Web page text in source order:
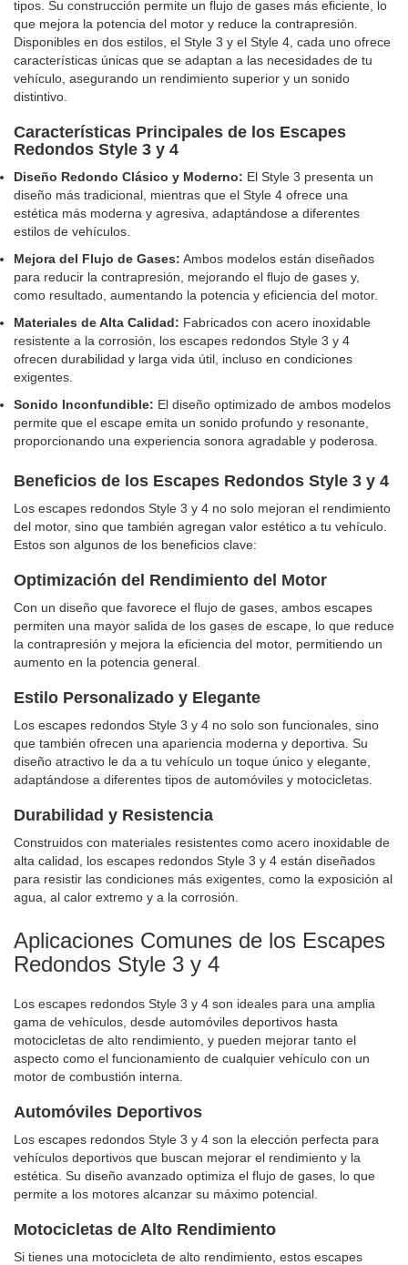
tipos. Su construcción permite un flujo de gases más eficiente, lo
que mejora la potencia del motor y reduce la contrapresión.
Disponibles en dos estilos, el Style 3 y el Style 4, cada uno ofrece
características únicas que se adaptan a las necesidades de tu
vehículo, asegurando un rendimiento superior y un sonido
distintivo.
Características Principales de los Escapes
Redondos Style 3 y 4
Diseño Redondo Clásico y Moderno: El Style 3 presenta un
diseño más tradicional, mientras que el Style 4 ofrece una
estética más moderna y agresiva, adaptándose a diferentes
estilos de vehículos.
Mejora del Flujo de Gases: Ambos modelos están diseñados
para reducir la contrapresión, mejorando el flujo de gases y,
como resultado, aumentando la potencia y eficiencia del motor.
Materiales de Alta Calidad: Fabricados con acero inoxidable
resistente a la corrosión, los escapes redondos Style 3 y 4
ofrecen durabilidad y larga vida útil, incluso en condiciones
exigentes.
Sonido Inconfundible: El diseño optimizado de ambos modelos
permite que el escape emita un sonido profundo y resonante,
proporcionando una experiencia sonora agradable y poderosa.
Beneficios de los Escapes Redondos Style 3 y 4
Los escapes redondos Style 3 y 4 no solo mejoran el rendimiento
del motor, sino que también agregan valor estético a tu vehículo.
Estos son algunos de los beneficios clave:
Optimización del Rendimiento del Motor
Con un diseño que favorece el flujo de gases, ambos escapes
permiten una mayor salida de los gases de escape, lo que reduce
la contrapresión y mejora la eficiencia del motor, permitiendo un
aumento en la potencia general.
Estilo Personalizado y Elegante
Los escapes redondos Style 3 y 4 no solo son funcionales, sino
que también ofrecen una apariencia moderna y deportiva. Su
diseño atractivo le da a tu vehículo un toque único y elegante,
adaptándose a diferentes tipos de automóviles y motocicletas.
Durabilidad y Resistencia
Construidos con materiales resistentes como acero inoxidable de
alta calidad, los escapes redondos Style 3 y 4 están diseñados
para resistir las condiciones más exigentes, como la exposición al
agua, al calor extremo y a la corrosión.
Aplicaciones Comunes de los Escapes
Redondos Style 3 y 4
Los escapes redondos Style 3 y 4 son ideales para una amplia
gama de vehículos, desde automóviles deportivos hasta
motocicletas de alto rendimiento, y pueden mejorar tanto el
aspecto como el funcionamiento de cualquier vehículo con un
motor de combustión interna.
Automóviles Deportivos
Los escapes redondos Style 3 y 4 son la elección perfecta para
vehículos deportivos que buscan mejorar el rendimiento y la
estética. Su diseño avanzado optimiza el flujo de gases, lo que
permite a los motores alcanzar su máximo potencial.
Motocicletas de Alto Rendimiento
Si tienes una motocicleta de alto rendimiento, estos escapes